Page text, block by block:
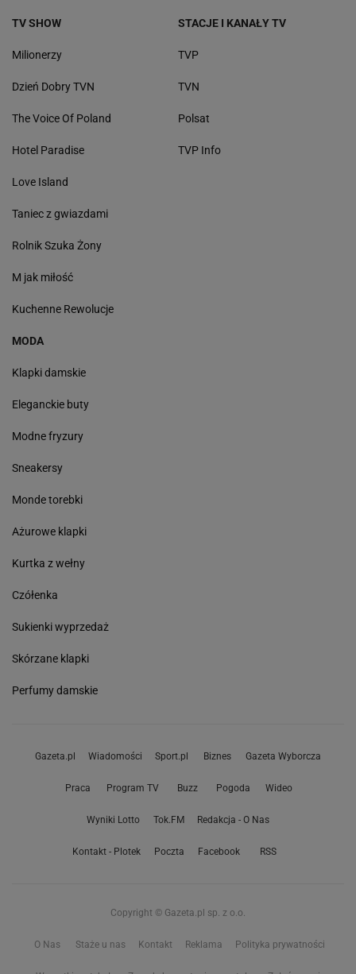
TV SHOW
Milionerzy
Dzień Dobry TVN
The Voice Of Poland
Hotel Paradise
Love Island
Taniec z gwiazdami
Rolnik Szuka Żony
M jak miłość
Kuchenne Rewolucje
STACJE I KANAŁY TV
TVP
TVN
Polsat
TVP Info
MODA
Klapki damskie
Eleganckie buty
Modne fryzury
Sneakersy
Monde torebki
Ażurowe klapki
Kurtka z wełny
Czółenka
Sukienki wyprzedaż
Skórzane klapki
Perfumy damskie
Gazeta.pl Wiadomości Sport.pl Biznes Gazeta Wyborcza
Praca Program TV Buzz Pogoda Wideo
Wyniki Lotto Tok.FM Redakcja - O Nas
Kontakt - Plotek Poczta Facebook RSS
Copyright © Gazeta.pl sp. z o.o.
O Nas Staże u nas Kontakt Reklama Polityka prywatności